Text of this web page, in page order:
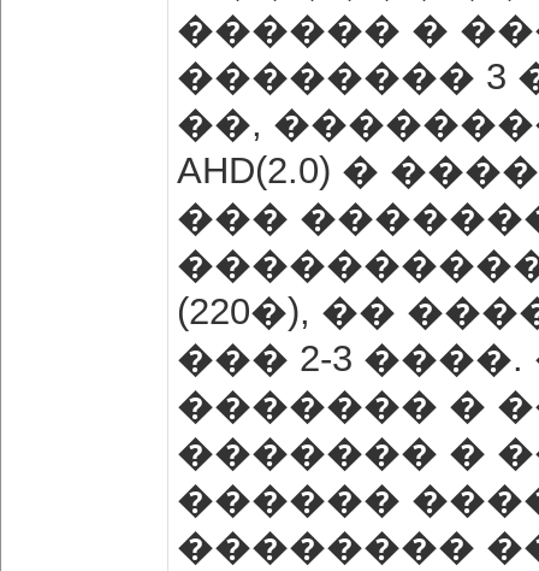
������ �
�������� 3
��,
AHD(2.0) �
���
(220�), ��
��� 2-3
������� �
������� �
������
��������